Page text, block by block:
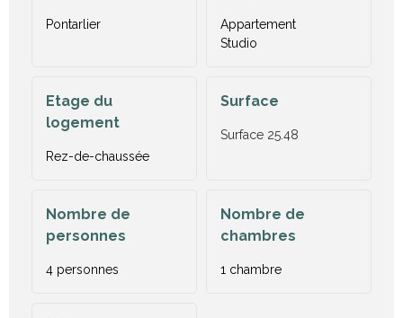
Pontarlier
Appartement
Studio
Etage du
logement
Rez-de-chaussée
Surface
Surface 25.48
Nombre de
personnes
4 personnes
Nombre de
chambres
1 chambre